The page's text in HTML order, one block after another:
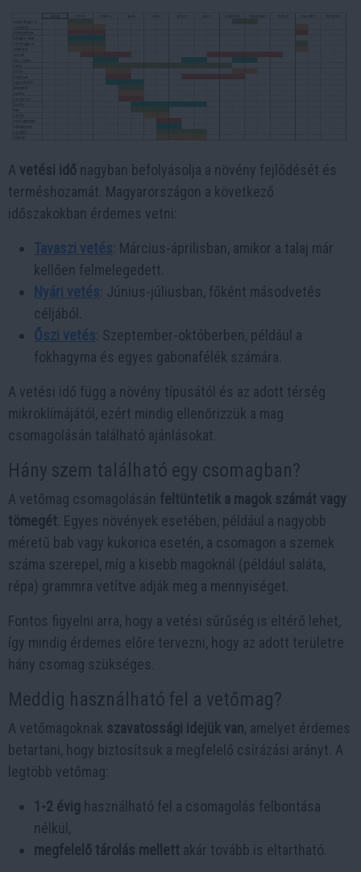
A vetési idő nagyban befolyásolja a növény fejlődését és
terméshozamát. Magyarországon a következő
időszakokban érdemes vetni:
Tavaszi vetés : Március-áprilisban, amikor a talaj már
kellően felmelegedett.
Nyári vetés : Június-júliusban, főként másodvetés
céljából.
Őszi vetés : Szeptember-októberben, például a
fokhagyma és egyes gabonafélék számára.
A vetési idő függ a növény típusától és az adott térség
mikroklímájától, ezért mindig ellenőrizzük a mag
csomagolásán található ajánlásokat.
Hány szem található egy csomagban?
A vetőmag csomagolásán feltüntetik a magok számát vagy
tömegét . Egyes növények esetében, például a nagyobb
méretű bab vagy kukorica esetén, a csomagon a szemek
száma szerepel, míg a kisebb magoknál (például saláta,
répa) grammra vetítve adják meg a mennyiséget.
Fontos figyelni arra, hogy a vetési sűrűség is eltérő lehet,
így mindig érdemes előre tervezni, hogy az adott területre
hány csomag szükséges.
Meddig használható fel a vetőmag?
A vetőmagoknak szavatossági idejük van, amelyet érdemes
betartani, hogy biztosítsuk a megfelelő csírázási arányt. A
legtöbb vetőmag:
1-2 évig használható fel a csomagolás felbontása
nélkül,
megfelelő tárolás mellett akár tovább is eltartható.